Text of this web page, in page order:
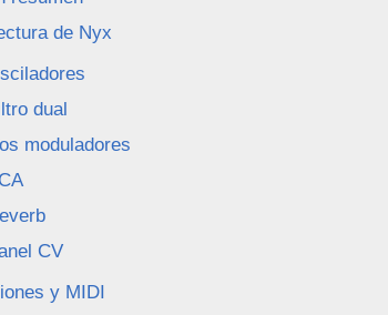
de Nyx
dual
moduladores
CV
y MIDI